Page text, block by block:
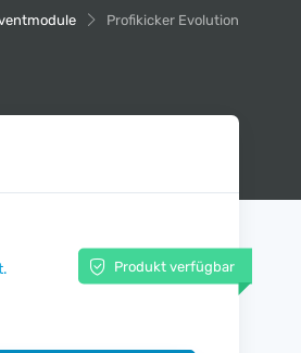
Profikicker Evolution
Produkt verfügbar